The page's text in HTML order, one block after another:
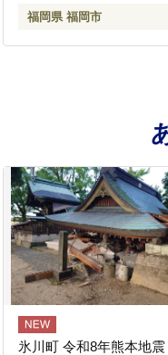
福岡県 福岡市
氷川町 令和8年熊本地震